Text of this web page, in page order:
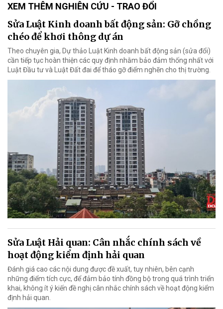
XEM THÊM NGHIÊN CỨU - TRAO ĐỔI
Sửa Luật Kinh doanh bất động sản: Gỡ chồng
chéo để khơi thông dự án
Theo chuyên gia, Dự thảo Luật Kinh doanh bất động sản (sửa đổi)
cần tiếp tục hoàn thiện các quy định nhằm bảo đảm thống nhất với
Luật Đầu tư và Luật Đất đai để tháo gỡ điểm nghẽn cho thị trường.
Sửa Luật Hải quan: Cân nhắc chính sách về
hoạt động kiểm định hải quan
Đánh giá cao các nội dung được đề xuất, tuy nhiên, bên cạnh
những điểm tích cực, để đảm bảo tính đồng bộ trong quá trình triển
khai, không ít ý kiến đề nghị cân nhắc chính sách về hoạt động kiểm
định hải quan.